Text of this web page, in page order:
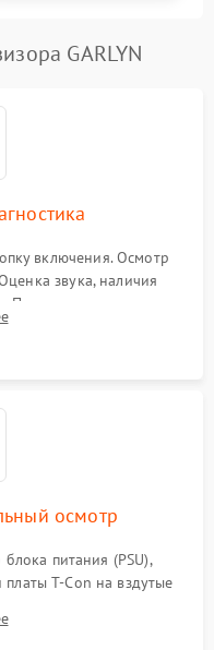
GARLYN
включения. Осмотр
звука, наличия
Подключение тестовых
симптомов поломки.
осмотр
питания (PSU),
T-Con на вздутые
целостности шлейфов.